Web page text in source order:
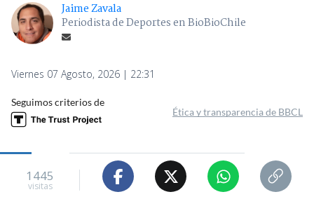
Jaime Zavala
Periodista de Deportes en BioBioChile
Viernes 07 Agosto, 2026 | 22:31
Seguimos criterios de
Ética y transparencia de BBCL
1445
visitas